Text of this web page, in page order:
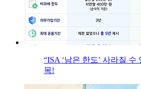
“ISA ‘남은 한도’ 사라질 수
목!